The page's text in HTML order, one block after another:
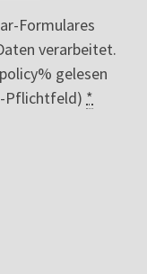
Formulares
verarbeitet.
gelesen
Pflichtfeld) *